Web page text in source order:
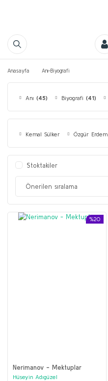
Anasayfa Anı-Biyografi
Anı (45) Biyografi (41)
Kemal Sülker Özgür Erdem
Stoktakiler
%20
Nerimanov - Mektuplar
Hüseyin Adıgüzel